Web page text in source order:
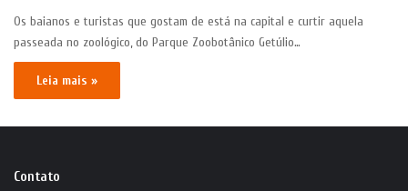
Os baianos e turistas que gostam de está na capital e curtir aquela
passeada no zoológico, do Parque Zoobotânico Getúlio…
Leia mais »
Contato